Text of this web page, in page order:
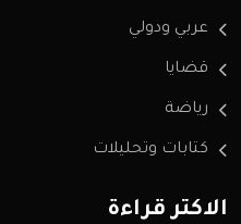
عربي ودولي
قضايا
رياضة
كتابات وتحليلات
الاكثر قراءة